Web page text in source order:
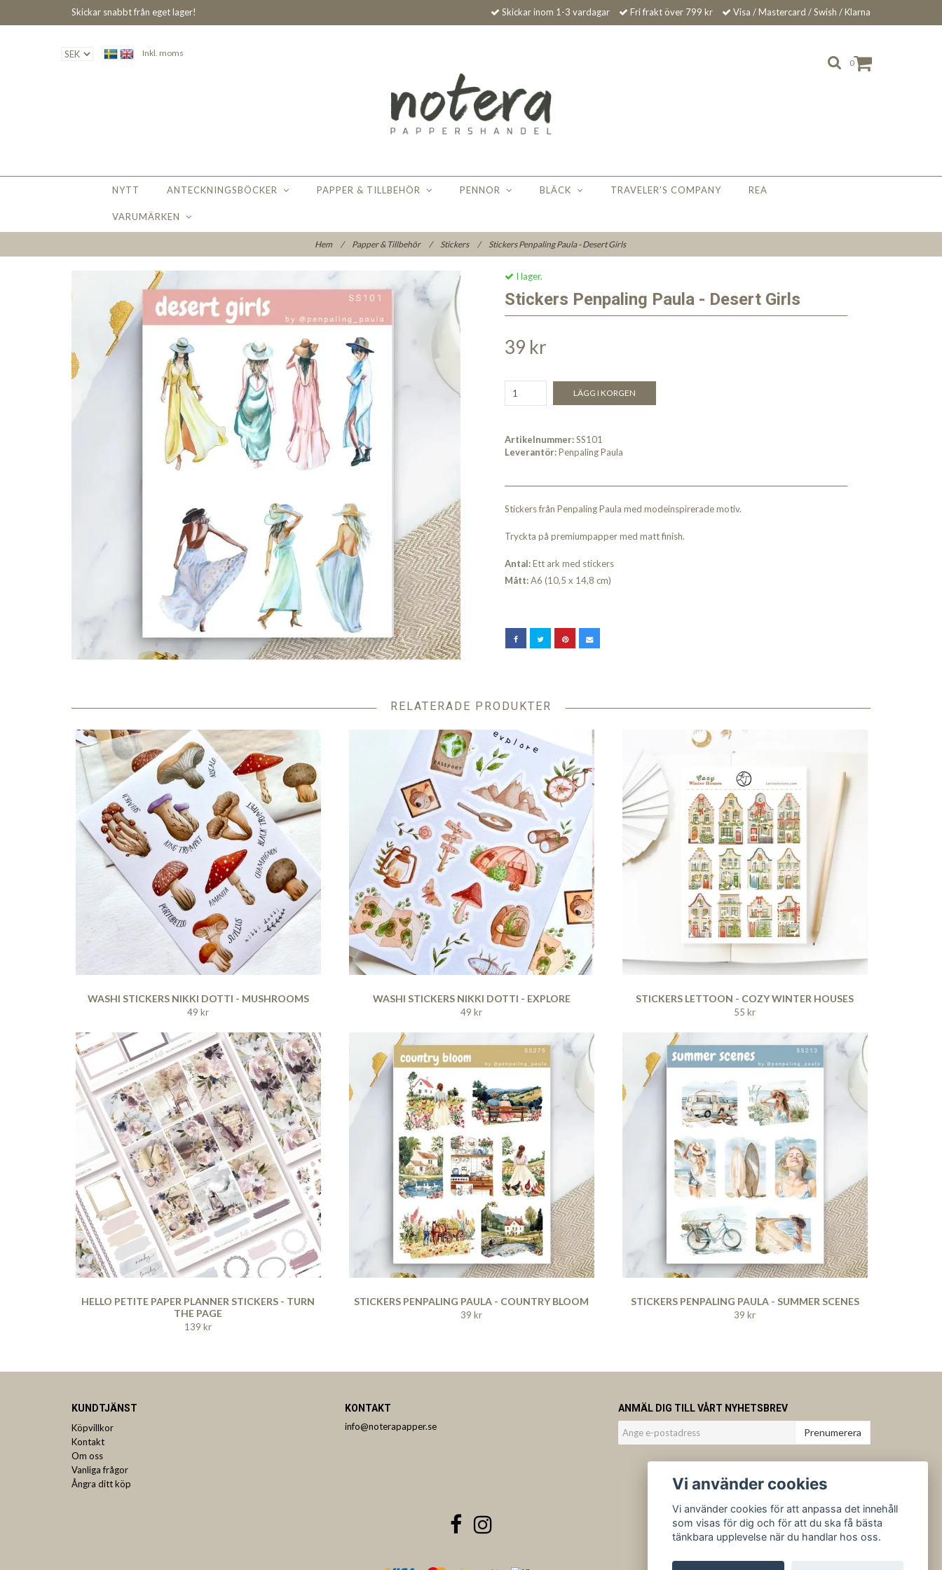
Skickar snabbt från eget lager! Skickar inom 1-3 vardagar Fri frakt över 799 kr Visa / Mastercard / Swish / Klarna
0
Inkl. moms
NYTT ANTECKNINGSBÖCKER PAPPER & TILLBEHÖR PENNOR BLÄCK TRAVELER'S COMPANY REA
VARUMÄRKEN
Hem / Papper & Tillbehör / Stickers / Stickers Penpaling Paula - Desert Girls
I lager.
Stickers Penpaling Paula - Desert Girls
39 kr
LÄGG I KORGEN
Artikelnummer:SS101
Leverantör:Penpaling Paula
Stickers från Penpaling Paula med modeinspirerade motiv.
Tryckta på premiumpapper med matt finish.
Antal:Ett ark med stickers
Mått:A6 (10,5 x 14,8 cm)
RELATERADE PRODUKTER
WASHI STICKERS NIKKI DOTTI - MUSHROOMS
49 kr
WASHI STICKERS NIKKI DOTTI - EXPLORE
49 kr
STICKERS LETTOON - COZY WINTER HOUSES
55 kr
HELLO PETITE PAPER PLANNER STICKERS - TURN
THE PAGE
139 kr
STICKERS PENPALING PAULA - COUNTRY BLOOM
39 kr
STICKERS PENPALING PAULA - SUMMER SCENES
39 kr
KUNDTJÄNST
Köpvillkor
Kontakt
Om oss
Vanliga frågor
Ångra ditt köp
KONTAKT
info@noterapapper.se
ANMÄL DIG TILL VÅRT NYHETSBREV
Prenumerera
Vi använder cookies
Vi använder cookies för att anpassa det innehåll
som visas för dig och för att du ska få bästa
tänkbara upplevelse när du handlar hos oss.